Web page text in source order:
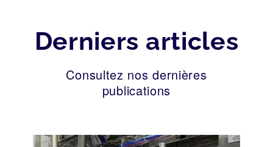
Derniers articles
Consultez nos dernières
publications